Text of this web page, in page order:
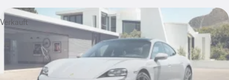
Verkauft